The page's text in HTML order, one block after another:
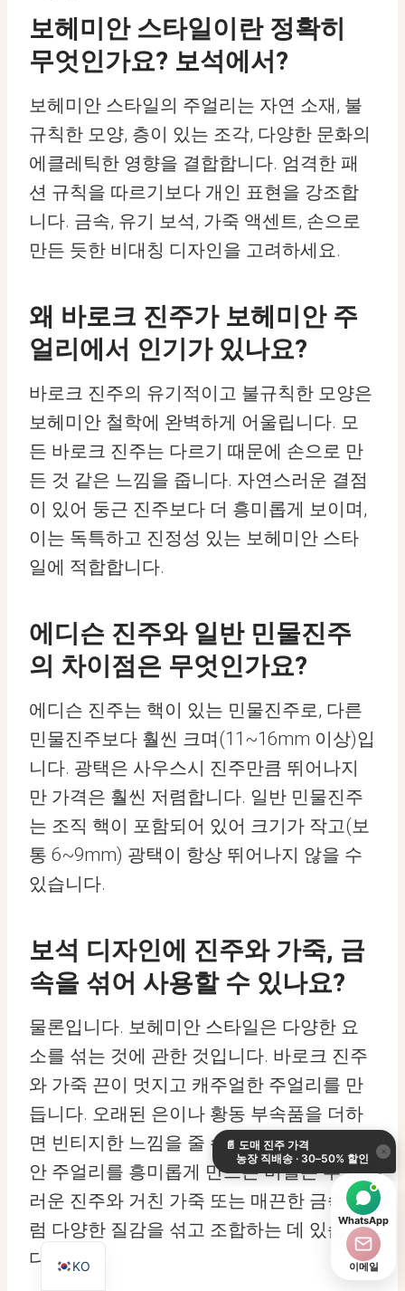
보헤미안 스타일이란 정확히
무엇인가요? 보석에서?
보헤미안 스타일의 주얼리는 자연 소재, 불
규칙한 모양, 층이 있는 조각, 다양한 문화의
에클레틱한 영향을 결합합니다. 엄격한 패
션 규칙을 따르기보다 개인 표현을 강조합
니다. 금속, 유기 보석, 가죽 액센트, 손으로
만든 듯한 비대칭 디자인을 고려하세요.
왜 바로크 진주가 보헤미안 주
얼리에서 인기가 있나요?
바로크 진주의 유기적이고 불규칙한 모양은
보헤미안 철학에 완벽하게 어울립니다. 모
든 바로크 진주는 다르기 때문에 손으로 만
든 것 같은 느낌을 줍니다. 자연스러운 결점
이 있어 둥근 진주보다 더 흥미롭게 보이며,
이는 독특하고 진정성 있는 보헤미안 스타
일에 적합합니다.
에디슨 진주와 일반 민물진주
의 차이점은 무엇인가요?
에디슨 진주는 핵이 있는 민물진주로, 다른
민물진주보다 훨씬 크며(11~16mm 이상)입
니다. 광택은 사우스시 진주만큼 뛰어나지
만 가격은 훨씬 저렴합니다. 일반 민물진주
는 조직 핵이 포함되어 있어 크기가 작고(보
통 6~9mm) 광택이 항상 뛰어나지 않을 수
있습니다.
보석 디자인에 진주와 가죽, 금
속을 섞어 사용할 수 있나요?
물론입니다. 보헤미안 스타일은 다양한 요
소를 섞는 것에 관한 것입니다. 바로크 진주
와 가죽 끈이 멋지고 캐주얼한 주얼리를 만
듭니다. 오래된 은이나 황동 부속품을 더하
면 빈티지한 느낌을 줄 수 있습니다. 보헤미
안 주얼리를 흥미롭게 만드는 비밀은 부드
러운 진주와 거친 가죽 또는 매끈한 금속처
럼 다양한 질감을 섞고 조합하는 데 있습니
다.
📄 도매 진주 가격
농장 직배송 · 30–50% 할인
×
WhatsApp
이메일
KO
EN
JA
AR
IT
ES
DE